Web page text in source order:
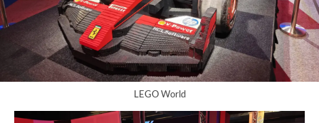
LEGO World